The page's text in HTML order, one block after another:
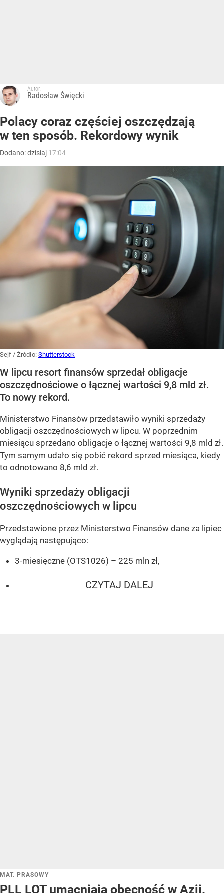
Autor:
Radosław Święcki
Polacy coraz częściej oszczędzają
w ten sposób. Rekordowy wynik
Dodano:dzisiaj 17:04
Sejf / Źródło: Shutterstock
W lipcu resort finansów sprzedał obligacje
oszczędnościowe o łącznej wartości 9,8 mld zł.
To nowy rekord.
Ministerstwo Finansów przedstawiło wyniki sprzedaży
obligacji oszczędnościowych w lipcu. W poprzednim
miesiącu sprzedano obligacje o łącznej wartości 9,8 mld zł.
Tym samym udało się pobić rekord sprzed miesiąca, kiedy
to odnotowano 8,6 mld zł.
Wyniki sprzedaży obligacji
oszczędnościowych w lipcu
Przedstawione przez Ministerstwo Finansów dane za lipiec
wyglądają następująco:
3-miesięczne (OTS1026) – 225 mln zł,
CZYTAJ DALEJ
MAT. PRASOWY
PLL LOT umacniają obecność w Azji.